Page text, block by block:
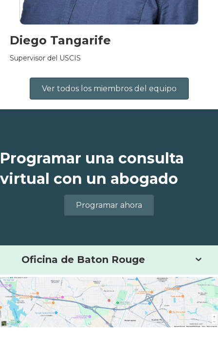
Diego Tangarife
Supervisor del USCIS
Ver todos los miembros del equipo
Programar una consulta
virtual con un abogado
Programar ahora
Oficina de Baton Rouge